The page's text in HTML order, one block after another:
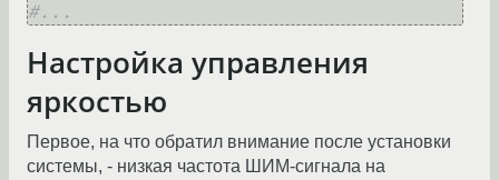
#...
Настройка управления
яркостью
Первое, на что обратил внимание после установки
системы, - низкая частота ШИМ-сигнала на